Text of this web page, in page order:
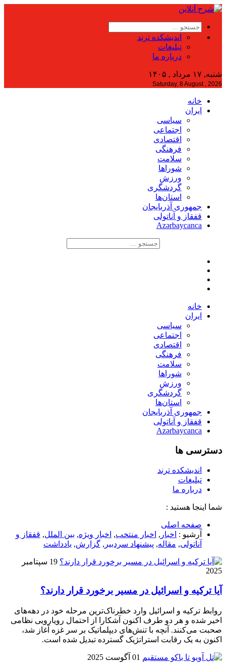
اندیشکده ترند
تبلیغات
درباره ما
شنبه, ۱۷ مرداد , ۱۴۰۵
Saturday, 8 August , 2026
خانه
ایران
سیاسی
اجتماعی
اقتصادی
فرهنگی
سلامت
شوراها
ورزش
گردشگری
استان‌ها
جمهوری آذربایجان
قفقاز و آناتولی
Azərbaycanca
خانه
ایران
سیاسی
اجتماعی
اقتصادی
فرهنگی
سلامت
شوراها
ورزش
گردشگری
استان‌ها
جمهوری آذربایجان
قفقاز و آناتولی
Azərbaycanca
دسترسی ها
اندیشکده ترند
تبلیغات
درباره ما
شما اینجا هستید :
صفحه اصلی
آرشیو : اخبار , اخبار منتخب, اخبار ویژه, بین الملل, قفقاز و
آناتولی, مقاله, پيشنهاد سردبير , گزارش, یادداشت
19 سپتامبر
2025
آیا ترکیه و اسرائیل در مسیر برخورد قرار دارند؟
روابط ترکیه و اسرائیل وارد خطرناک‌ترین مرحله خود در دهه‌های
اخیر شده و هر دو طرف اکنون آشکارا از احتمال رویارویی نظامی
صحبت می‌کنند. آنچه با تنش‌های دیپلماتیک بر سر غزه آغاز شد،
اکنون به یک رقابت استراتژیک گسترده تبدیل شده است.
01 آگوست 2025